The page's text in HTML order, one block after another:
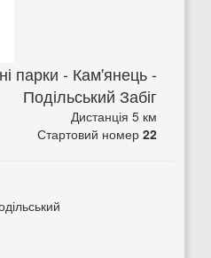
парки - Кам'янець -
Подільський Забіг
Дистанція 5 км
Стартовий номер 22